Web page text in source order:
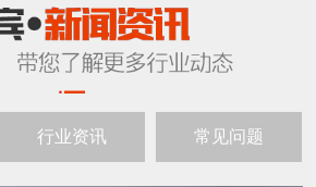
行业资讯 常见问题